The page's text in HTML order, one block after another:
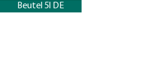
Beutel 5l DE